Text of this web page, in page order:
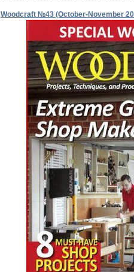
Woodcraft №43 (October-November